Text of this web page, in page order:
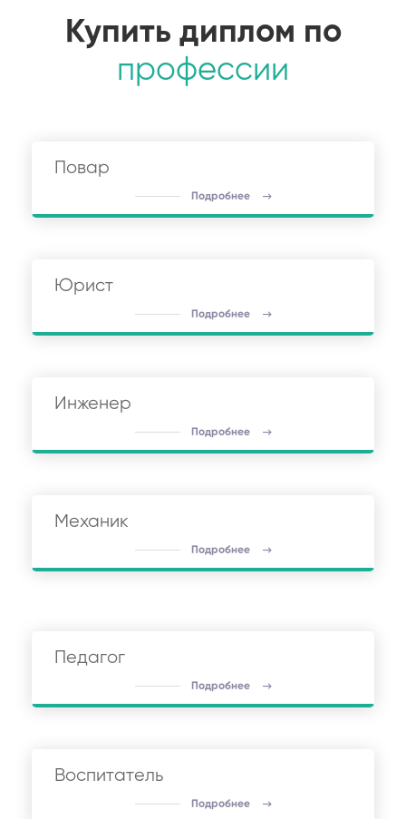
Купить диплом по
профессии
Повар
Подробнее
Юрист
Подробнее
Инженер
Подробнее
Механик
Подробнее
Педагог
Подробнее
Воспитатель
Подробнее